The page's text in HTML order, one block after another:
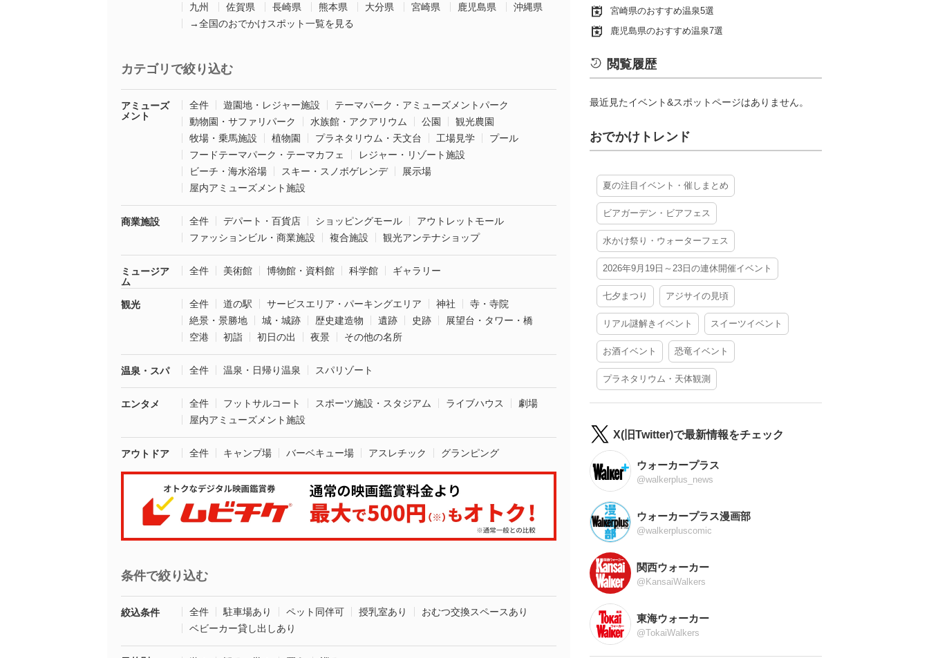
九州
佐賀県 長崎県 熊本県 大分県 宮崎県 鹿児島県
沖縄県
→全国のおでかけスポット一覧を見る
カテゴリで絞り込む
アミューズ
メント
全件 遊園地・レジャー施設
テーマパーク・アミューズメントパーク
動物園・サファリパーク
水族館・アクアリウム 公園
観光農園
牧場・乗馬施設
植物園 プラネタリウム・天文台 工場見学
プール
フードテーマパーク・テーマカフェ
レジャー・リゾート施設
ビーチ・海水浴場
スキー・スノボゲレンデ
展示場
屋内アミューズメント施設
商業施設 全件 デパート・百貨店 ショッピングモール
アウトレットモール
ファッションビル・商業施設
複合施設 観光アンテナショップ
ミュージア
ム
全件 美術館 博物館・資料館 科学館 ギャラリー
観光 全件 道の駅 サービスエリア・パーキングエリア 神社
寺・寺院
絶景・景勝地
城・城跡 歴史建造物 遺跡 史跡
展望台・タワー・橋
空港
初詣 初日の出 夜景 その他の名所
温泉・スパ 全件 温泉・日帰り温泉 スパリゾート
エンタメ 全件 フットサルコート スポーツ施設・スタジアム ライブハウス
劇場
屋内アミューズメント施設
アウトドア 全件 キャンプ場 バーベキュー場 アスレチック グランピング
条件で絞り込む
絞込条件 全件 駐車場あり ペット同伴可 授乳室あり
おむつ交換スペースあり
ベビーカー貸し出しあり
宮崎県のおすすめ温泉5選
鹿児島県のおすすめ温泉7選
閲覧履歴
最近見たイベント&スポットページはありません。
おでかけトレンド
夏の注目イベント・催しまとめ
ビアガーデン・ビアフェス
水かけ祭り・ウォーターフェス
2026年9月19日～23日の連休開催イベント
七夕まつり アジサイの見頃
リアル謎解きイベント スイーツイベント
お酒イベント 恐竜イベント
プラネタリウム・天体観測
X(旧Twitter)で最新情報をチェック
ウォーカープラス
@walkerplus_news
ウォーカープラス漫画部
@walkerpluscomic
関西ウォーカー
@KansaiWalkers
東海ウォーカー
@TokaiWalkers